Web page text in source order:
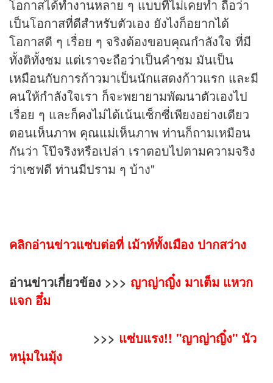
โอกาสได้ทำงานหลาย ๆ แบบที่ไม่เคยทำ ถือว่า
เป็นโอกาสที่ดีสำหรับตัวเอง ยังไงก็อยากได้
โอกาสดี ๆ เรื่อย ๆ จริงต้องขอบคุณกำลังใจ ที่มี
ทั้งติทั้งชม แต่เราจะถือว่าเป็นคำชม มันเป็น
เหมือนกับการก้าวมาเป็นนักแสดงก้าวแรก และมี
คนให้กำลังใจเรา ก็จะพยายามพัฒนาตัวเองไป
เรื่อย ๆ และก็คงไม่ได้เน้นเซ็กซี่เพียงอย่างเดียว
ตอนเห็นภาพ คุณแม่เห็นภาพ ท่านก็ถามเหมือน
กันว่า โป๊จริงหรือเปล่า เราตอบไปตามความจริง
ว่าเซฟดี ท่านมีปราม ๆ บ้าง"
คลิกอ่านข่าวแซ่บต่อที่ เม้าท์ทั้งเมือง ปากสว่าง
อ่านข่าวเกี่ยวข้อง >>> ญาญ่าญิ๋ง มาเต็ม แหวก
แจก อึ๋ม
>>> แซ่บแรง!! "ญาญ่าญิ๋ง" นัว
หนุ่มในมุ้ง